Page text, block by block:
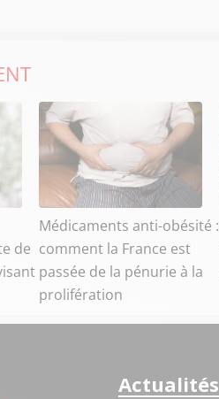
de
Médicaments anti-obésité :
comment la France est
passée de la pénurie à la
prolifération
Actualités